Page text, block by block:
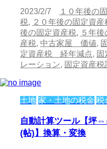
2023/2/7 １０年後の
税, ２０年後の固定資産
後の固定資産税, ５年
産税, 中古家屋 価値,
定資産税 経年減点, 固
レーション, 固定資産税
土地 家・土地の税金 税
自動計算ツール【坪
(帖)】換算・変換